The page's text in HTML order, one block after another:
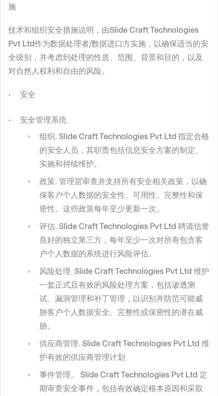
施
技术和组织安全措施说明，由Slide Craft Technologies
Pvt Ltd作为数据处理者/数据进口方实施，以确保适当的安
全级别，并考虑到处理的性质、范围、背景和目的，以及
对自然人权利和自由的风险。
安全
安全管理系统.
组织. Slide Craft Technologies Pvt Ltd 指定合格
的安全人员，其职责包括信息安全方案的制定、
实施和持续维护。
政策. 管理层审查并支持所有安全相关政策，以确
保客户个人数据的安全性、可用性、完整性和保
密性。这些政策每年至少更新一次。
评估. Slide Craft Technologies Pvt Ltd 聘请信誉
良好的独立第三方，每年至少一次对所有包含客
户个人数据的系统进行风险评估。
风险处理. Slide Craft Technologies Pvt Ltd 维护
一套正式且有效的风险处理方案，包括渗透测
试、漏洞管理和补丁管理，以识别并防范可能威
胁客户个人数据安全、完整性或保密性的潜在威
胁。
供应商管理. Slide Craft Technologies Pvt Ltd 维
护有效的供应商管理计划
事件管理。 Slide Craft Technologies Pvt Ltd 定
期审查安全事件，包括有效确定根本原因和采取